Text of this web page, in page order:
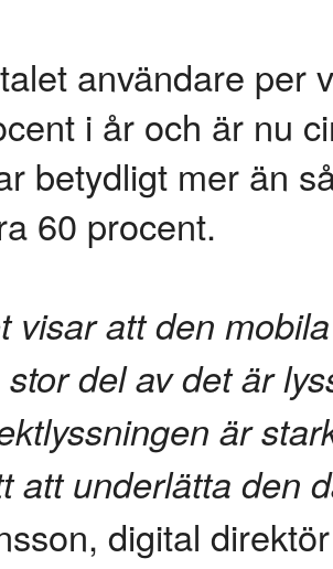
användare per
i år och är nu
betydligt mer än
60 procent.
visar att den
del av det är
är
att underlätta den
digital